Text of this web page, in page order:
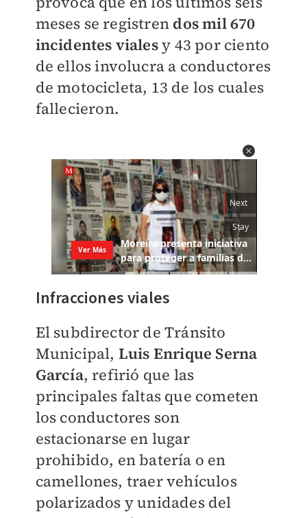
meses se registren dos mil 670
incidentes vialesy 43 por ciento
de ellos involucra a conductores
de motocicleta, 13 de los cuales
fallecieron.
Infracciones viales
El subdirector de Tránsito
Municipal, Luis Enrique Serna
García, refirió que las
principales faltas que cometen
los conductores son
estacionarse en lugar
prohibido, en batería o en
camellones, traer vehículos
polarizados y unidades del